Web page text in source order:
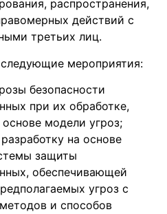
распространения,
действий с
третьих лиц.
мероприятия:
безопасности
при их обработке,
модели угроз;
на основе
защиты
обеспечивающей
угроз с
и способов